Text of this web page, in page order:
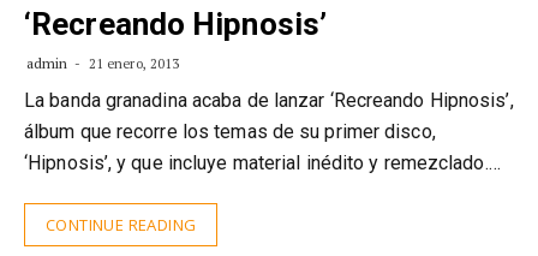
‘Recreando Hipnosis’
admin 21 enero, 2013
La banda granadina acaba de lanzar ‘Recreando Hipnosis’,
álbum que recorre los temas de su primer disco,
‘Hipnosis’, y que incluye material inédito y remezclado.…
CONTINUE READING